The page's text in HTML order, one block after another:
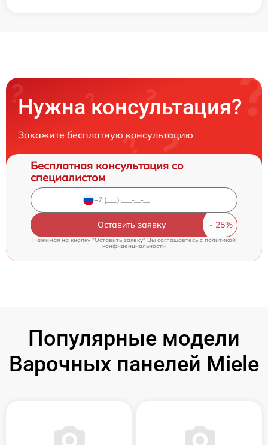
Нужна консультация?
Закажите бесплатную консультацию
Бесплатная консультация со
специалистом
Оставить заявку
Нажимая на кнопку "Оставить заявку" Вы соглашаетесь cполитикой
конфиденциальности
Популярные модели
Варочных панелей Miele